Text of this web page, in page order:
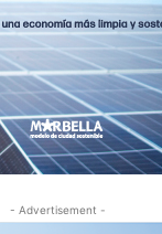
- Advertisement -